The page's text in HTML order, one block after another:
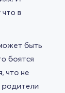
в
быть
боятся
что не
родители